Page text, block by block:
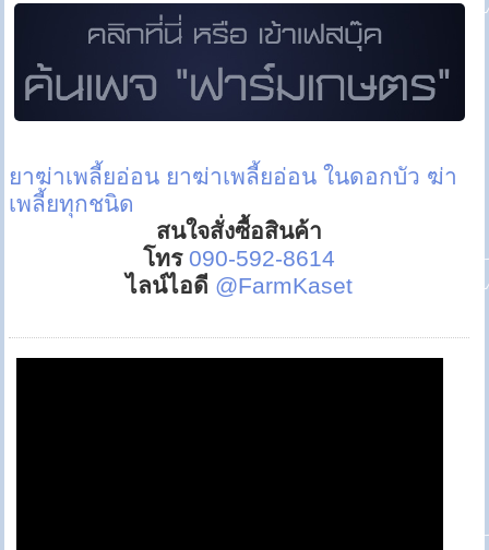
ยาฆ่าเพลี้ยอ่อน ยาฆ่าเพลี้ยอ่อน ในดอกบัว ฆ่า
เพลี้ยทุกชนิด
สนใจสั่งซื้อสินค้า
โทร 090-592-8614
ไลน์ไอดี @FarmKaset